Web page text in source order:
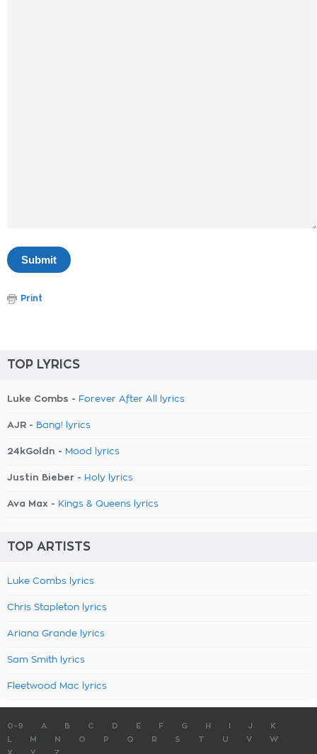
Print
TOP LYRICS
Luke Combs - Forever After All lyrics
AJR - Bang! lyrics
24kGoldn - Mood lyrics
Justin Bieber - Holy lyrics
Ava Max - Kings & Queens lyrics
TOP ARTISTS
Luke Combs lyrics
Chris Stapleton lyrics
Ariana Grande lyrics
Sam Smith lyrics
Fleetwood Mac lyrics
0-9 A B C D E F G H J
K
M N O P Q R S T U V
W